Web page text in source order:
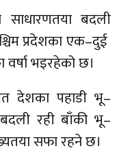
बदली
प्रदेशका एक–दुई
भइरहेको छ।
देशका पहाडी भू–
रही बाँकी भू–
सफा रहने छ।